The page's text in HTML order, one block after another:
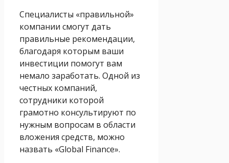
Специалисты «правильной»
компании смогут дать
правильные рекомендации,
благодаря которым ваши
инвестиции помогут вам
немало заработать. Одной из
честных компаний,
сотрудники которой
грамотно консультируют по
нужным вопросам в области
вложения средств, можно
назвать «Global Finance».